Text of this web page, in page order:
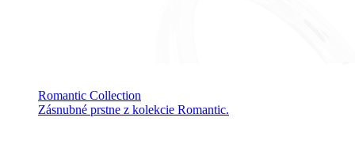
Romantic Collection
Zásnubné prstne z kolekcie Romantic.